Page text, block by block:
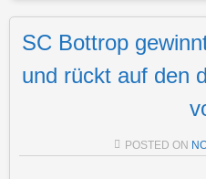
SC Bottrop
und rückt auf den
POSTED ON